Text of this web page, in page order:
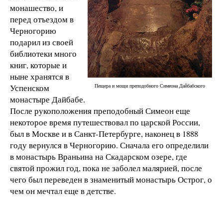
Пещера и мощи преподобного Симеона Дайбабского
монашество, и
перед отъездом в
Черногорию
подарил из своей
библиотеки много
книг, которые и
ныне хранятся в
Успенском
монастыре Дайбабе.
После рукоположения преподобный Симеон еще
некоторое время путешествовал по царской России,
был в Москве и в Санкт-Петербурге, наконец в 1888
году вернулся в Черногорию. Сначала его определили
в монастырь Враньина на Скадарском озере, где
святой прожил год, пока не заболел малярией, после
чего был переведен в знаменитый монастырь Острог, о
чем он мечтал еще в детстве.